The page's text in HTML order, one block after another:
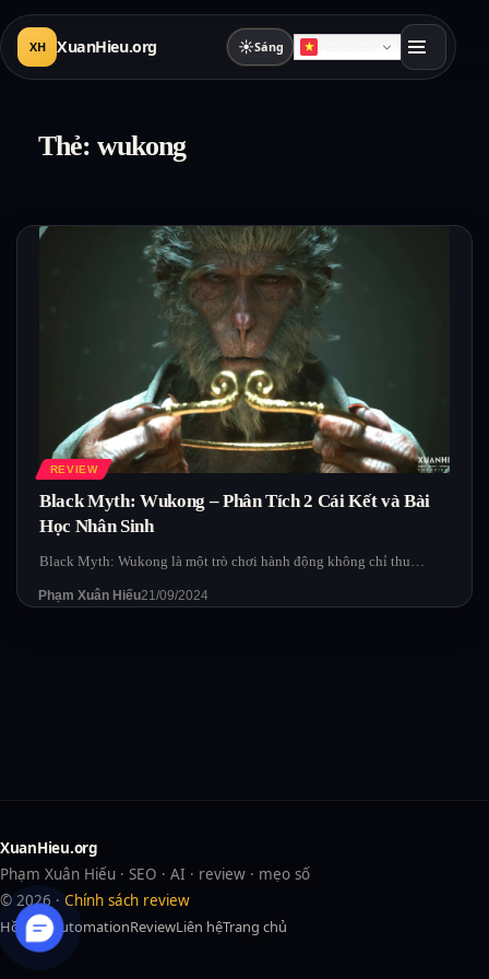
XH XuanHieu.org ☀Sáng
Thẻ: wukong
REVIEW
Black Myth: Wukong – Phân Tích 2 Cái Kết và Bài
Học Nhân Sinh
Black Myth: Wukong là một trò chơi hành động không chỉ thu…
Phạm Xuân Hiếu21/09/2024
XuanHieu.org
Phạm Xuân Hiếu · SEO · AI · review · mẹo số
© 2026 · Chính sách review
Hồ sơAIAutomationReviewLiên hệTrang chủ